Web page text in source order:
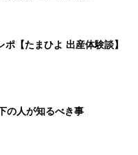
【たまひよ 出産体験談】
の人が知るべき事